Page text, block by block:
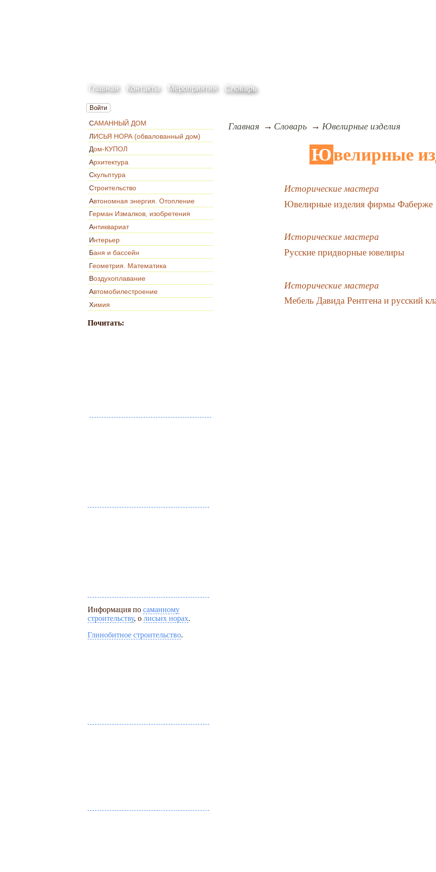
Главная Контакты Мероприятия Словарь
Войти
САМАННЫЙ ДОМ
ЛИСЬЯ НОРА (обвалованный дом)
Дом-КУПОЛ
Архитектура
Скульптура
Строительство
Автономная энергия. Отопление
Герман Измалков, изобретения
Антиквариат
Интерьер
Баня и бассейн
Геометрия. Математика
Воздухоплавание
Автомобилестроение
Химия
Почитать:
Информация по саманному
строительству, о лисьих норах.
Глинобитное строительство.
Главная Словарь Ювелирные изделия
Ювелирные
Исторические мастера
Ювелирные изделия фирмы Фаберже
Исторические мастера
Русские придворные ювелиры
Исторические мастера
Мебель Давида Рентгена и русский